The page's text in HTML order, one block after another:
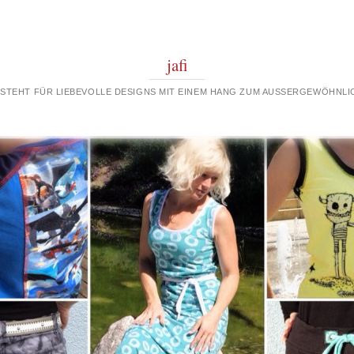
jafi
FÜR LIEBEVOLLE DESIGNS MIT EINEM HANG ZUM